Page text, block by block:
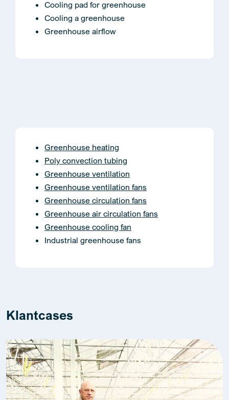
Cooling pad for greenhouse
Cooling a greenhouse
Greenhouse airflow
Greenhouse heating
Poly convection tubing
Greenhouse ventilation
Greenhouse ventilation fans
Greenhouse circulation fans
Greenhouse air circulation fans
Greenhouse cooling fan
Industrial greenhouse fans
Klantcases